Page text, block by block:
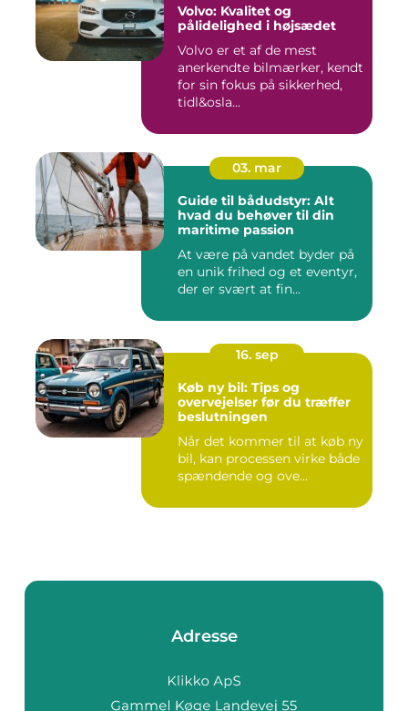
Volvo: Kvalitet og
pålidelighed i højsædet
Volvo er et af de mest
anerkendte bilmærker, kendt
for sin fokus på sikkerhed,
tidl&osla...
03. mar
Guide til bådudstyr: Alt
hvad du behøver til din
maritime passion
At være på vandet byder på
en unik frihed og et eventyr,
der er svært at fin...
16. sep
Køb ny bil: Tips og
overvejelser før du træffer
beslutningen
Når det kommer til at køb ny
bil, kan processen virke både
spændende og ove...
Adresse